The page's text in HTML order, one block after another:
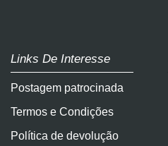
Links De Interesse
Postagem patrocinada
Termos e Condições
Política de devolução